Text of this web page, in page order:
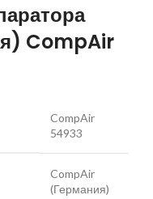
CompAir
CompAir
54933
CompAir
(Германия)